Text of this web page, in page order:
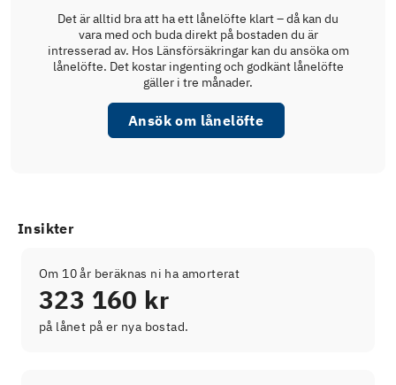
Det är alltid bra att ha ett lånelöfte klart – då kan du
vara med och buda direkt på bostaden du är
intresserad av. Hos Länsförsäkringar kan du ansöka om
lånelöfte. Det kostar ingenting och godkänt lånelöfte
gäller i tre månader.
Ansök om lånelöfte
Insikter
Om 10 år beräknas ni ha amorterat
323 160 kr
på lånet på er nya bostad.